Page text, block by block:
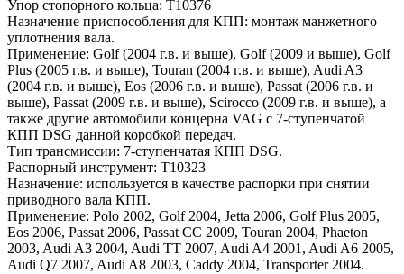
Упор стопорного кольца: Т10376
Назначение приспособления для КПП: монтаж манжетного
уплотнения вала.
Применение: Golf (2004 г.в. и выше), Golf (2009 и выше), Golf
Plus (2005 г.в. и выше), Touran (2004 г.в. и выше), Audi A3
(2004 г.в. и выше), Eos (2006 г.в. и выше), Passat (2006 г.в. и
выше), Passat (2009 г.в. и выше), Scirocco (2009 г.в. и выше), а
также другие автомобили концерна VAG c 7-ступенчатой
КПП DSG данной коробкой передач.
Тип трансмиссии: 7-ступенчатая КПП DSG.
Распорный инструмент: Т10323
Назначение: используется в качестве распорки при снятии
приводного вала КПП.
Применение: Polo 2002, Golf 2004, Jetta 2006, Golf Plus 2005,
Eos 2006, Passat 2006, Passat CC 2009, Touran 2004, Phaeton
2003, Audi A3 2004, Audi TT 2007, Audi A4 2001, Audi A6 2005,
Audi Q7 2007, Audi A8 2003, Caddy 2004, Transporter 2004.